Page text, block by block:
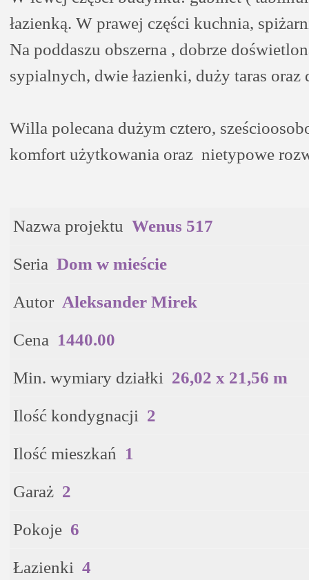
łazienką. W prawej części kuchnia,
Na poddaszu obszerna , dobrze
sypialnych, dwie łazienki, duży taras oraz
Willa polecana dużym cztero,
komfort użytkowania oraz nietypowe
Nazwa projektu Wenus 517
Seria Dom w mieście
Autor Aleksander Mirek
Cena 1440.00
Min. wymiary działki 26,02 x 21,56 m
Ilość kondygnacji 2
Ilość mieszkań 1
Garaż 2
Pokoje 6
Łazienki 4